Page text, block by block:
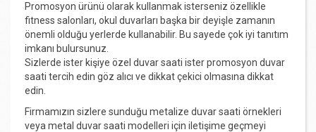
Promosyon ürünü olarak kullanmak isterseniz özellikle
fitness salonları, okul duvarları başka bir deyişle zamanın
önemli olduğu yerlerde kullanabilir. Bu sayede çok iyi tanıtım
imkanı bulursunuz.
Sizlerde ister kişiye özel duvar saati ister promosyon duvar
saati tercih edin göz alıcı ve dikkat çekici olmasına dikkat
edin.
Firmamızın sizlere sunduğu metalize duvar saati örnekleri
veya metal duvar saati modelleri için iletişime geçmeyi